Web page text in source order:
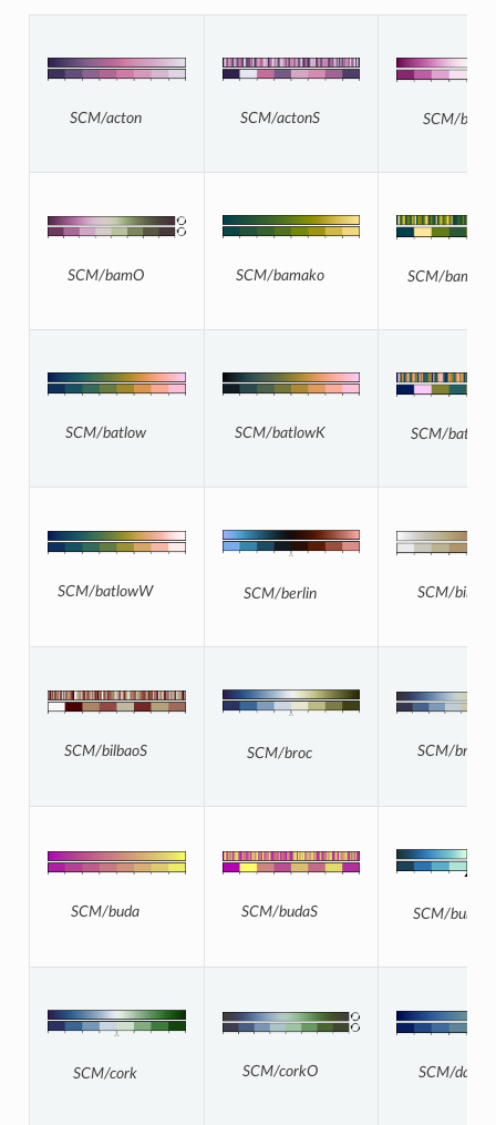
SCM/acton SCM/actonS SCM/bam
SCM/bamO SCM/bamako SCM/
SCM/batlow SCM/batlowK SCM/
SCM/batlowW SCM/berlin SCM/bilbao
SCM/bilbaoS SCM/broc SCM/brocO
SCM/buda SCM/budaS SCM/
SCM/cork SCM/corkO SCM/davos